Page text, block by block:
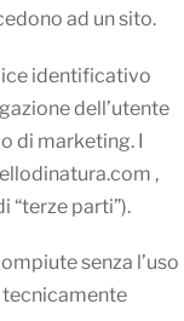
ad un sito.
identificativo
dell’utente
di marketing. I
,
“terze parti”).
senza l’uso
tecnicamente